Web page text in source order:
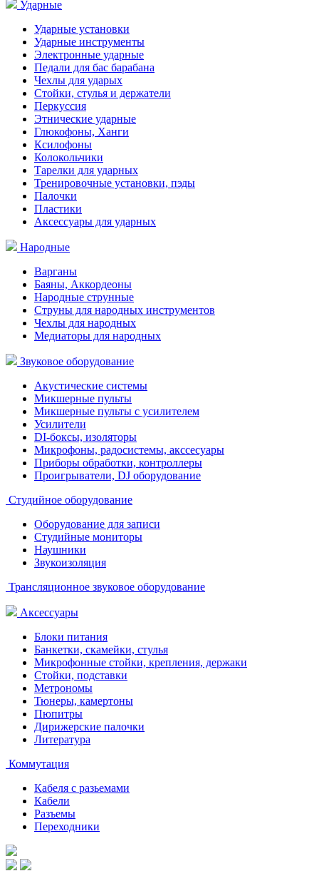
Ударные
Ударные установки
Ударные инструменты
Электронные ударные
Педали для бас барабана
Чехлы для ударых
Стойки, стулья и держатели
Перкуссия
Этнические ударные
Глюкофоны, Ханги
Ксилофоны
Колокольчики
Тарелки для ударных
Тренировочные установки, пэды
Палочки
Пластики
Аксессуары для ударных
Народные
Варганы
Баяны, Аккордеоны
Народные струнные
Струны для народных инструментов
Чехлы для народных
Медиаторы для народных
Звуковое оборудование
Акустические системы
Микшерные пульты
Микшерные пульты с усилителем
Усилители
DI-боксы, изоляторы
Микрофоны, радосистемы, акссесуары
Приборы обработки, контроллеры
Проигрыватели, DJ оборудование
Студийное оборудование
Оборудование для записи
Студийные мониторы
Наушники
Звукоизоляция
Трансляционное звуковое оборудование
Аксессуары
Блоки питания
Банкетки, скамейки, стулья
Микрофонные стойки, крепления, держаки
Стойки, подставки
Метрономы
Тюнеры, камертоны
Пюпитры
Дирижерские палочки
Литература
Коммутация
Кабеля с разьемами
Кабели
Разъемы
Переходники